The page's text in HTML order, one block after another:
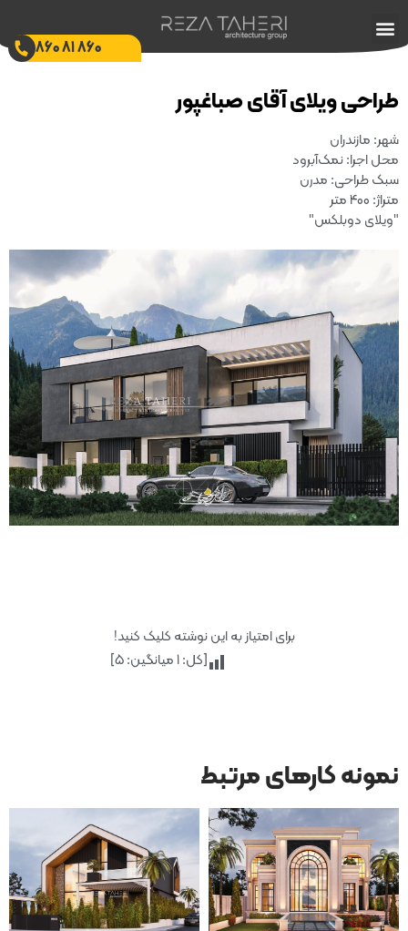
860 81 860
طراحی ویلای آقای صباغپور
شهر: مازندران
محل اجرا: نمک‌آبرود
سبک طراحی: مدرن
متراژ: 400 متر
"ویلای دوبلکس"
برای امتیاز به این نوشته کلیک کنید!
[کل:1میانگین:5
]
نمونه کارهای مرتبط